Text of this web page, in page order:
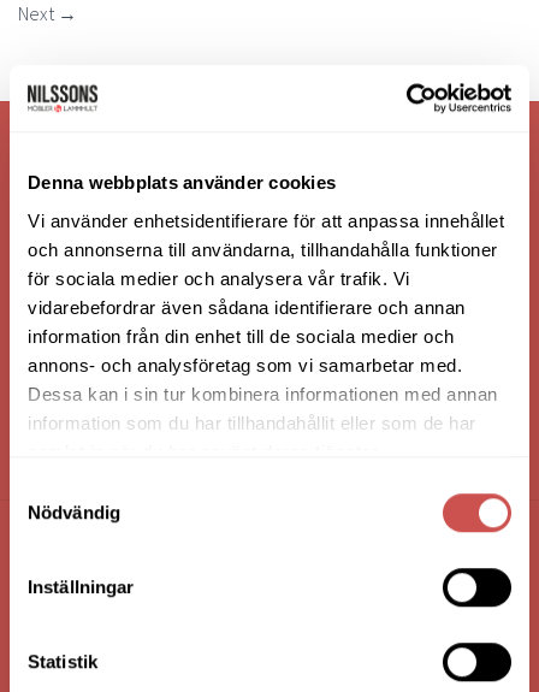
Denna webbplats använder cookies
Vi använder enhetsidentifierare för att anpassa innehållet
och annonserna till användarna, tillhandahålla funktioner
för sociala medier och analysera vår trafik. Vi
vidarebefordrar även sådana identifierare och annan
information från din enhet till de sociala medier och
annons- och analysföretag som vi samarbetar med.
Dessa kan i sin tur kombinera informationen med annan
information som du har tillhandahållit eller som de har
Nödvändig
Inställningar
Statistik
Next →
363 44 Lammhult